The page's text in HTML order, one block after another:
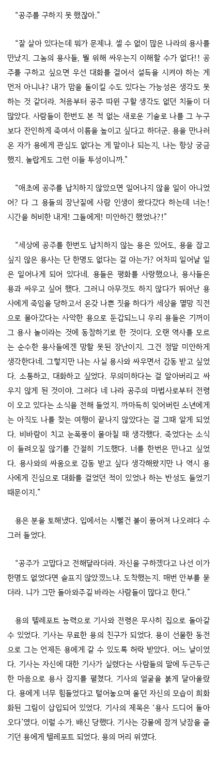
“공주를 구하지 못 했잖아.”
“잘 살아 있다는데 뭐가 문제냐. 셀 수 없이 많은 나라의 용사를
만났지. 그놈의 용사들, 뭘 위해 싸우는지 이해할 수가 없다!! 공
주를 구하고 싶으면 우선 대화를 걸어서 설득을 시켜야 하는 게
먼저 아니냐? 내가 맘을 돌이킬 수도 있다는 가능성은 생각도 못
하는 것 같더라. 처음부터 공주 따윈 구할 생각도 없던 치들이 더
많았다. 사람들이 한번도 본 적 없는 새로운 기술로 나를 그 누구
보다 잔인하게 죽여서 이름을 높이고 싶다고 하더군. 용을 만나러
온 자가 용에게 관심도 없다는 게 말이나 되는지, 나는 항상 궁금
했지. 놀랍게도 그런 이들 투성이니까.”
“애초에 공주를 납치하지 않았으면 일어나지 않을 일이 아니었
어? 다 그 용들의 장난질에 사람 인생이 왔다갔다 하는데 너는!
시간을 허비한 내게! 그들에게! 미안하긴 했었나?!”
“세상에 공주를 한번도 납치하지 않는 용은 있어도, 용을 잡고
싶지 않은 용사는 단 한명도 없다는 걸 아는가? 어차피 일어날 일
은 일어나게 되어 있다네. 용들은 평화를 사랑했으나, 용사들은
용과 싸우고 싶어 했다. 그러니 아무것도 하지 않다가 뛰어난 용
사에게 죽임을 당하고서 온갖 나쁜 짓을 하다가 세상을 멸망 직전
으로 몰아갔다는 사악한 용으로 둔갑되느니 우리 용들은 기꺼이
그 용사 놀이라는 것에 동참하기로 한 것이다. 오랜 역사를 모르
는 순수한 용사들에겐 망할 못된 장난이지. 그건 정말 미안하게
생각한다네. 그렇지만 나는 사실 용사와 싸우면서 감동 받고 싶었
다. 소통하고, 대화하고 싶었다. 무의미하다는 걸 알아버리고 싸
우지 않게 된 것이야. 그러다 네 나라 공주의 마법사로부터 전령
이 오고 있다는 소식을 전해 들었지. 까마득히 잊어버린 소년에게
는 아직도 나를 찾는 여행이 끝나지 않았다는 걸 그때 알게 되었
다. 비바람이 치고 눈폭풍이 몰아칠 때 생각했다. 죽었다는 소식
이 들려오질 않기를 간절히 기도했다. 너를 한번은 만나고 싶었
다. 용사와의 싸움으로 감동 받고 싶다 생각해왔지만 나 역시 용
사에게 진심으로 대화를 걸었던 적이 있었나 하는 반성도 들었기
때문이지.”
용은 분을 토해냈다. 입에서는 시뻘건 불이 품어져 나오려다 수
그러 들었다.
“공주가 고맙다고 전해달라더라. 자신을 구하겠다고 나선 이가
한명도 없었다면 슬프지 않았겠느냐. 도착했는지. 매번 안부를 묻
더라. 니가 그만 돌아와주길 바라는 사람들이 많다고 한다.”
용의 텔레포트 능력으로 기사와 전령은 무사히 집으로 돌아갈
수 있었다. 기사는 무료한 용의 친구가 되었다. 용이 선물한 동전
으로 그는 언제든 용에게 갈 수 있도록 허락 받았다. 어느 날이었
다. 기사는 자신에 대한 기사가 실렸다는 사람들의 말에 두근두근
한 마음으로 용사 잡지를 펼쳤다. 기사의 얼굴을 붉게 달아올랐
다. 용에게 너무 힘들었다고 털어놓으며 울던 자신의 모습이 희화
화된 그림이 삽입되어 있었다. 기사의 제목은 ‘용사 드디어 돌아
오다’였다. 이럴 수가. 배신 당했다. 기사는 강물에 잠겨 낮잠을 즐
기던 용에게 텔레포트 되었다. 용의 머리 위였다.